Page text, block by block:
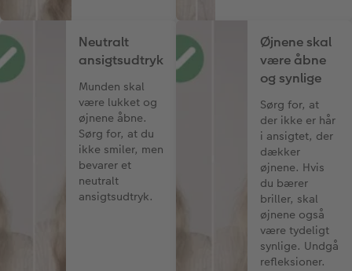
Neutralt
ansigtsudtryk
Munden skal
være lukket og
øjnene åbne.
Sørg for, at du
ikke smiler, men
bevarer et
neutralt
ansigtsudtryk.
Øjnene skal
være åbne
og synlige
Sørg for, at
der ikke er hår
i ansigtet, der
dækker
øjnene. Hvis
du bærer
briller, skal
øjnene også
være tydeligt
synlige. Undgå
refleksioner.